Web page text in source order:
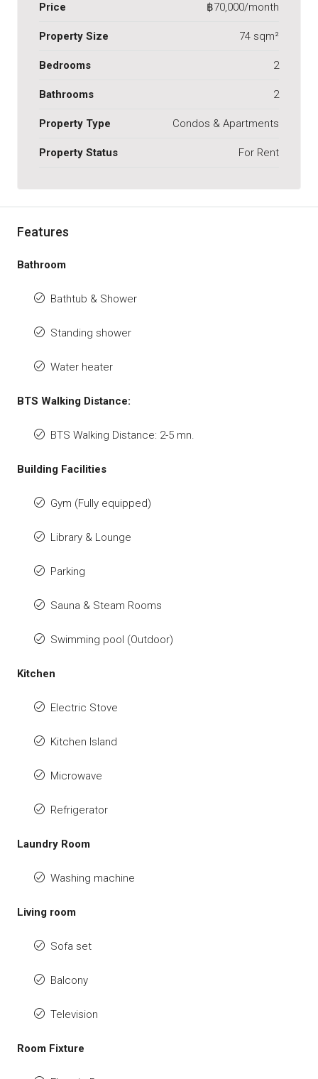
Price ฿70,000/month
Property Size 74 sqm²
Bedrooms 2
Bathrooms 2
Property Type Condos & Apartments
Property Status For Rent
Features
Bathroom
Bathtub & Shower
Standing shower
Water heater
BTS Walking Distance:
BTS Walking Distance: 2-5 mn.
Building Facilities
Gym (Fully equipped)
Library & Lounge
Parking
Sauna & Steam Rooms
Swimming pool (Outdoor)
Kitchen
Electric Stove
Kitchen Island
Microwave
Refrigerator
Laundry Room
Washing machine
Living room
Sofa set
Balcony
Television
Room Fixture